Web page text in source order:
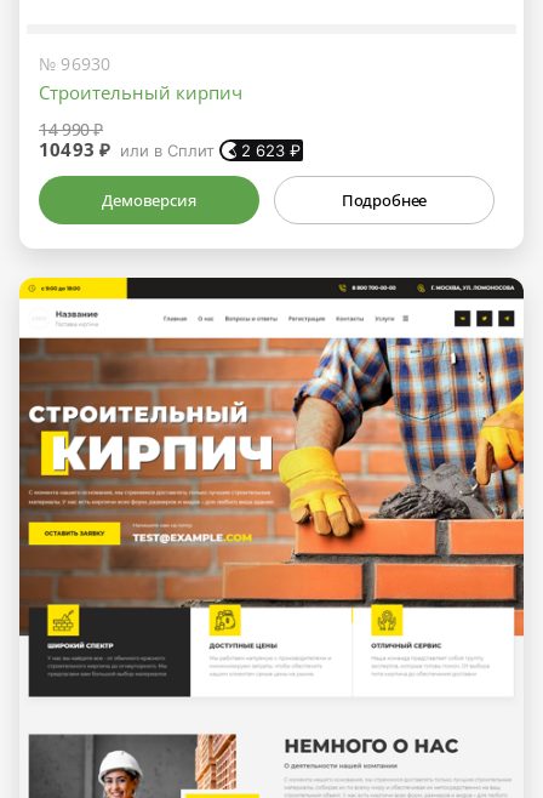
№ 96930
Строительный кирпич
14 990 ₽
10493 ₽ или в Сплит 2 623 ₽
Демоверсия Подробнее